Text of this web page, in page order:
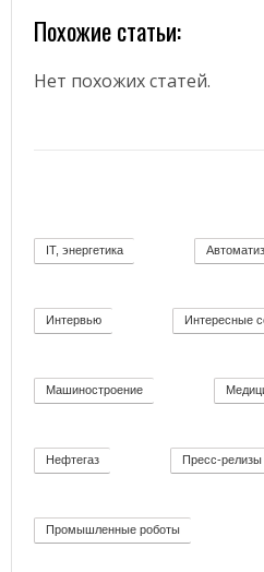
Похожие статьи:
Нет похожих статей.
IT, энергетика
Интервью Интересные
Машиностроение
Нефтегаз Пресс-релизы
Промышленные роботы